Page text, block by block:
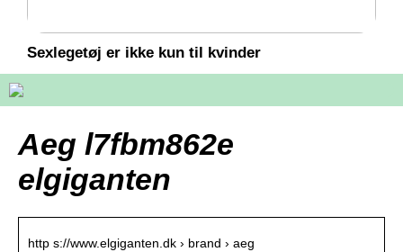
Sexlegetøj er ikke kun til kvinder
Aeg l7fbm862e
elgiganten
http s://www.elgiganten.dk › brand › aeg